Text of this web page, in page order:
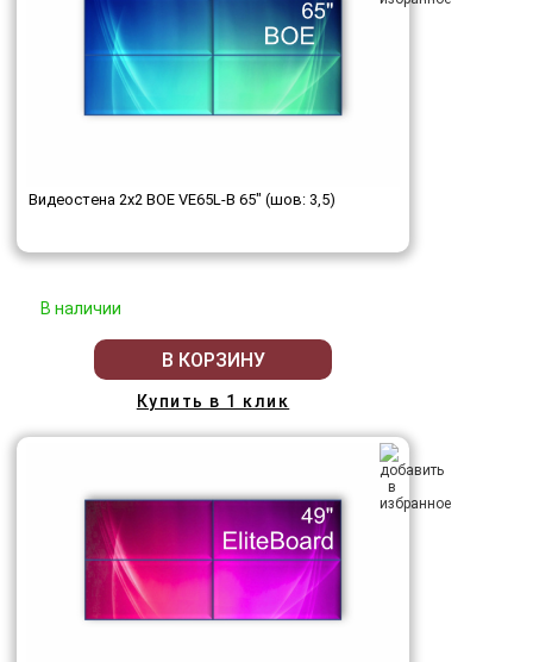
Видеостена 2x2 BOE VE65L-B 65" (шов: 3,5)
В наличии
В КОРЗИНУ
Купить в 1 клик